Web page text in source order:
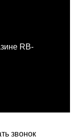
RB-
звонок